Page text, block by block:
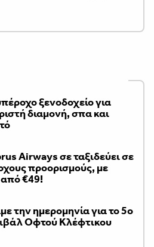
ξενοδοχείο για
διαμονή, σπα και
Airways σε ταξιδεύει σε
προορισμούς, με
από €49!
την ημερομηνία για το 5ο
Οφτού Κλέφτικου